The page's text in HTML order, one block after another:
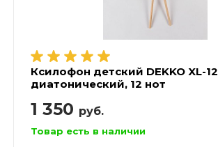
Ксилофон детский DEKKO XL-12
диатонический, 12 нот
1 350 руб.
Товар есть в наличии